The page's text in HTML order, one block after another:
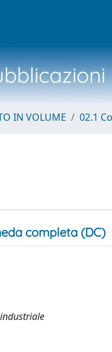
IN VOLUME 02.1
completa (DC)